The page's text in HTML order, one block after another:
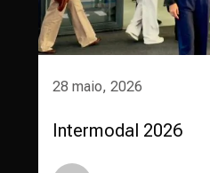
28 maio, 2026
Intermodal 2026